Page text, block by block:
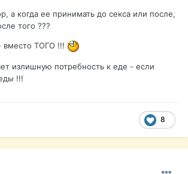
а когда ее принимать до секса или после,
того ???
вместо ТОГО !!!
излишную потребность к еде - если
!!!
8